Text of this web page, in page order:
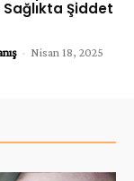
Şiddet
- Nisan 18, 2025